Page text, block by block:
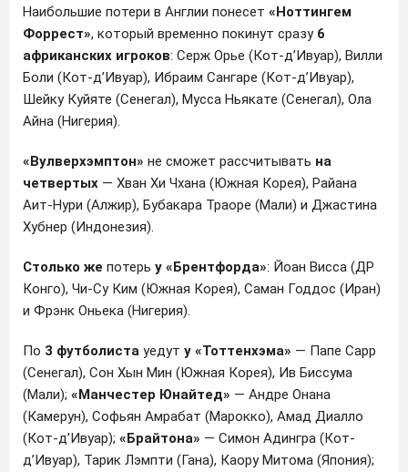
Наибольшие потери в Англии понесет «Ноттингем
Форрест», который временно покинут сразу 6
африканских игроков: Серж Орье (Кот-д’Ивуар), Вилли
Боли (Кот-д’Ивуар), Ибраим Сангаре (Кот-д’Ивуар),
Шейку Куйяте (Сенегал), Мусса Ньякате (Сенегал), Ола
Айна (Нигерия).
«Вулверхэмптон» не сможет рассчитывать на
четвертых — Хван Хи Чхана (Южная Корея), Райана
Аит-Нури (Алжир), Бубакара Траоре (Мали) и Джастина
Хубнер (Индонезия).
Столько же потерь у «Брентфорда»: Йоан Висса (ДР
Конго), Чи-Су Ким (Южная Корея), Саман Годдос (Иран)
и Фрэнк Оньека (Нигерия).
По 3 футболиста уедут у «Тоттенхэма» — Папе Сарр
(Сенегал), Сон Хын Мин (Южная Корея), Ив Биссума
(Мали); «Манчестер Юнайтед» — Андре Онана
(Камерун), Софьян Амрабат (Марокко), Амад Диалло
(Кот-д’Ивуар); «Брайтона» — Симон Адингра (Кот-
д’Ивуар), Тарик Лэмпти (Гана), Каору Митома (Япония);